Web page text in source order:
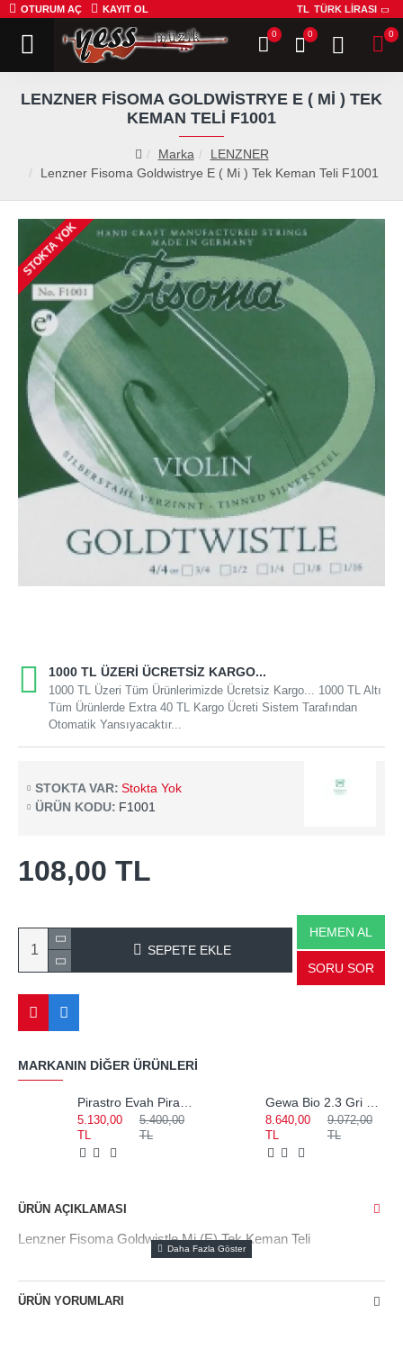
OTURUM AÇ KAYIT OL TL TÜRK LIRASI
0 0 0
Marka
LENZNER
Lenzner Fisoma Goldwistrye E ( Mi ) Tek Keman Teli F1001
LENZNER FISOMA GOLDWISTRYE E ( MI ) TEK
KEMAN TELI F1001
STOKTA YOK
1000 TL ÜZERI ÜCRETSIZ KARGO...
1000 TL Üzeri Tüm Ürünlerimizde Ücretsiz Kargo... 1000 TL Altı
Tüm Ürünlerde Extra 40 TL Kargo Ücreti Sistem Tarafından
Otomatik Yansıyacaktır...
STOKTA VAR: Stokta Yok
ÜRÜN KODU: F1001
108,00 TL
SEPETE EKLE
HEMEN AL
SORU SOR
MARKANIN DIĞER ÜRÜNLERI
5.130,00
TL
5.400,00
TL
8.640,00
TL
9.072,00
TL
ÜRÜN AÇIKLAMASI
Lenzner Fisoma Goldwistle Mi (E) Tek Keman Teli
ÜRÜN YORUMLARI